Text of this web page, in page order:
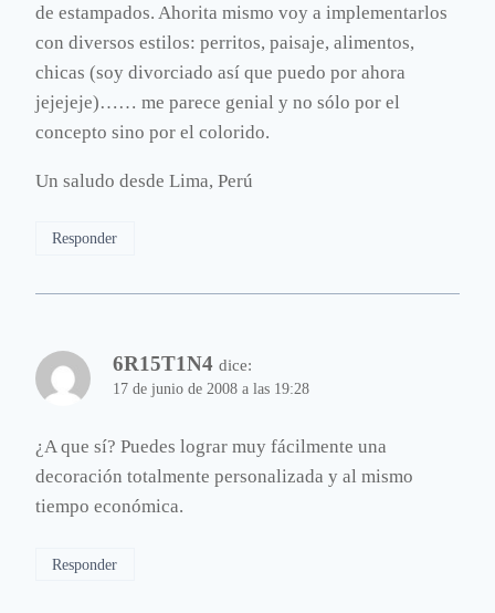
de estampados. Ahorita mismo voy a implementarlos
con diversos estilos: perritos, paisaje, alimentos,
chicas (soy divorciado así que puedo por ahora
jejejeje)…… me parece genial y no sólo por el
concepto sino por el colorido.
Un saludo desde Lima, Perú
Responder
6R15T1N4 dice:
17 de junio de 2008 a las 19:28
¿A que sí? Puedes lograr muy fácilmente una
decoración totalmente personalizada y al mismo
tiempo económica.
Responder